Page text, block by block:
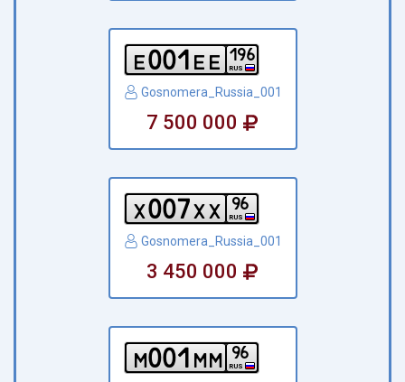
e001e e RUS
196
Gosnomera_Russia_001
7 500 000
x007xx RUS
96
Gosnomera_Russia_001
3 450 000
m001mm RUS
96